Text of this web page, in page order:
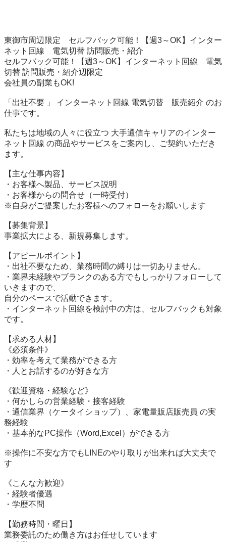
東御市周辺限定　セルフバック可能！【週3～OK】インター
ネット回線　電気切替 訪問販売・紹介
セルフバック可能！【週3～OK】インターネット回線　電気
切替 訪問販売・紹介辺限定
会社員の副業もOK!
「出社不要 」 インターネット回線 電気切替　販売紹介 のお
仕事です。
私たちは地域の人々に役立つ 大手通信キャリアのインター
ネット回線 の商品やサービスをご案内し、ご契約いただき
ます。
【主な仕事内容】
・お客様へ製品、サービス説明
・お客様からの問合せ（一時受付）
※自身がご提案したお客様へのフォローをお願いします
【募集背景】
事業拡大による、新規募集します。
【アピールポイント】
・出社不要なため、業務時間の縛りは一切ありません。
・業界未経験やブランクのある方でもしっかりフォローして
いきますので、
自分のペースで活動できます。
・インターネット回線を検討中の方は、セルフバックも対象
です。
【求める人材】
《必須条件》
・効率を考えて業務ができる方
・人とお話するのが好きな方
《歓迎資格・経験など》
・何かしらの営業経験・接客経験
・通信業界（ケータイショップ）、家電量販店販売員 の実
務経験
・基本的なPC操作（Word,Excel）ができる方
※操作に不安な方でもLINEのやり取りが出来れば大丈夫で
す
《こんな方歓迎》
・経験者優遇
・学歴不問
【勤務時間・曜日】
業務委託のため働き方はお任せしています